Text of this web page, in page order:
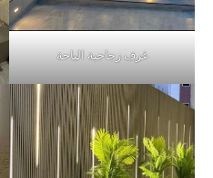
غرف زجاجية الباحة